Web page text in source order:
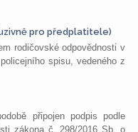
pro předplatitele)
rodičovské odpovědnosti v
spisu, vedeného z
připojen podpis podle
zákona č. 298/2016 Sb. o